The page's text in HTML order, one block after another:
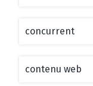
concurrent
contenu web